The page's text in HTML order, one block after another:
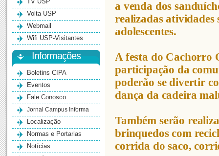
Volta USP
Webmail
Wifi USP-Visitantes
Informações
Boletins CIPA
Eventos
Fale Conosco
Jornal Campus Informa
Localização
Normas e Portarias
Notícias
a venda dos
realizadas atividades
adolescentes.
A festa do Cachorro
participação da
poderão se divertir
dança da cadeira
Também serão
brinquedos com
corrida do saco,